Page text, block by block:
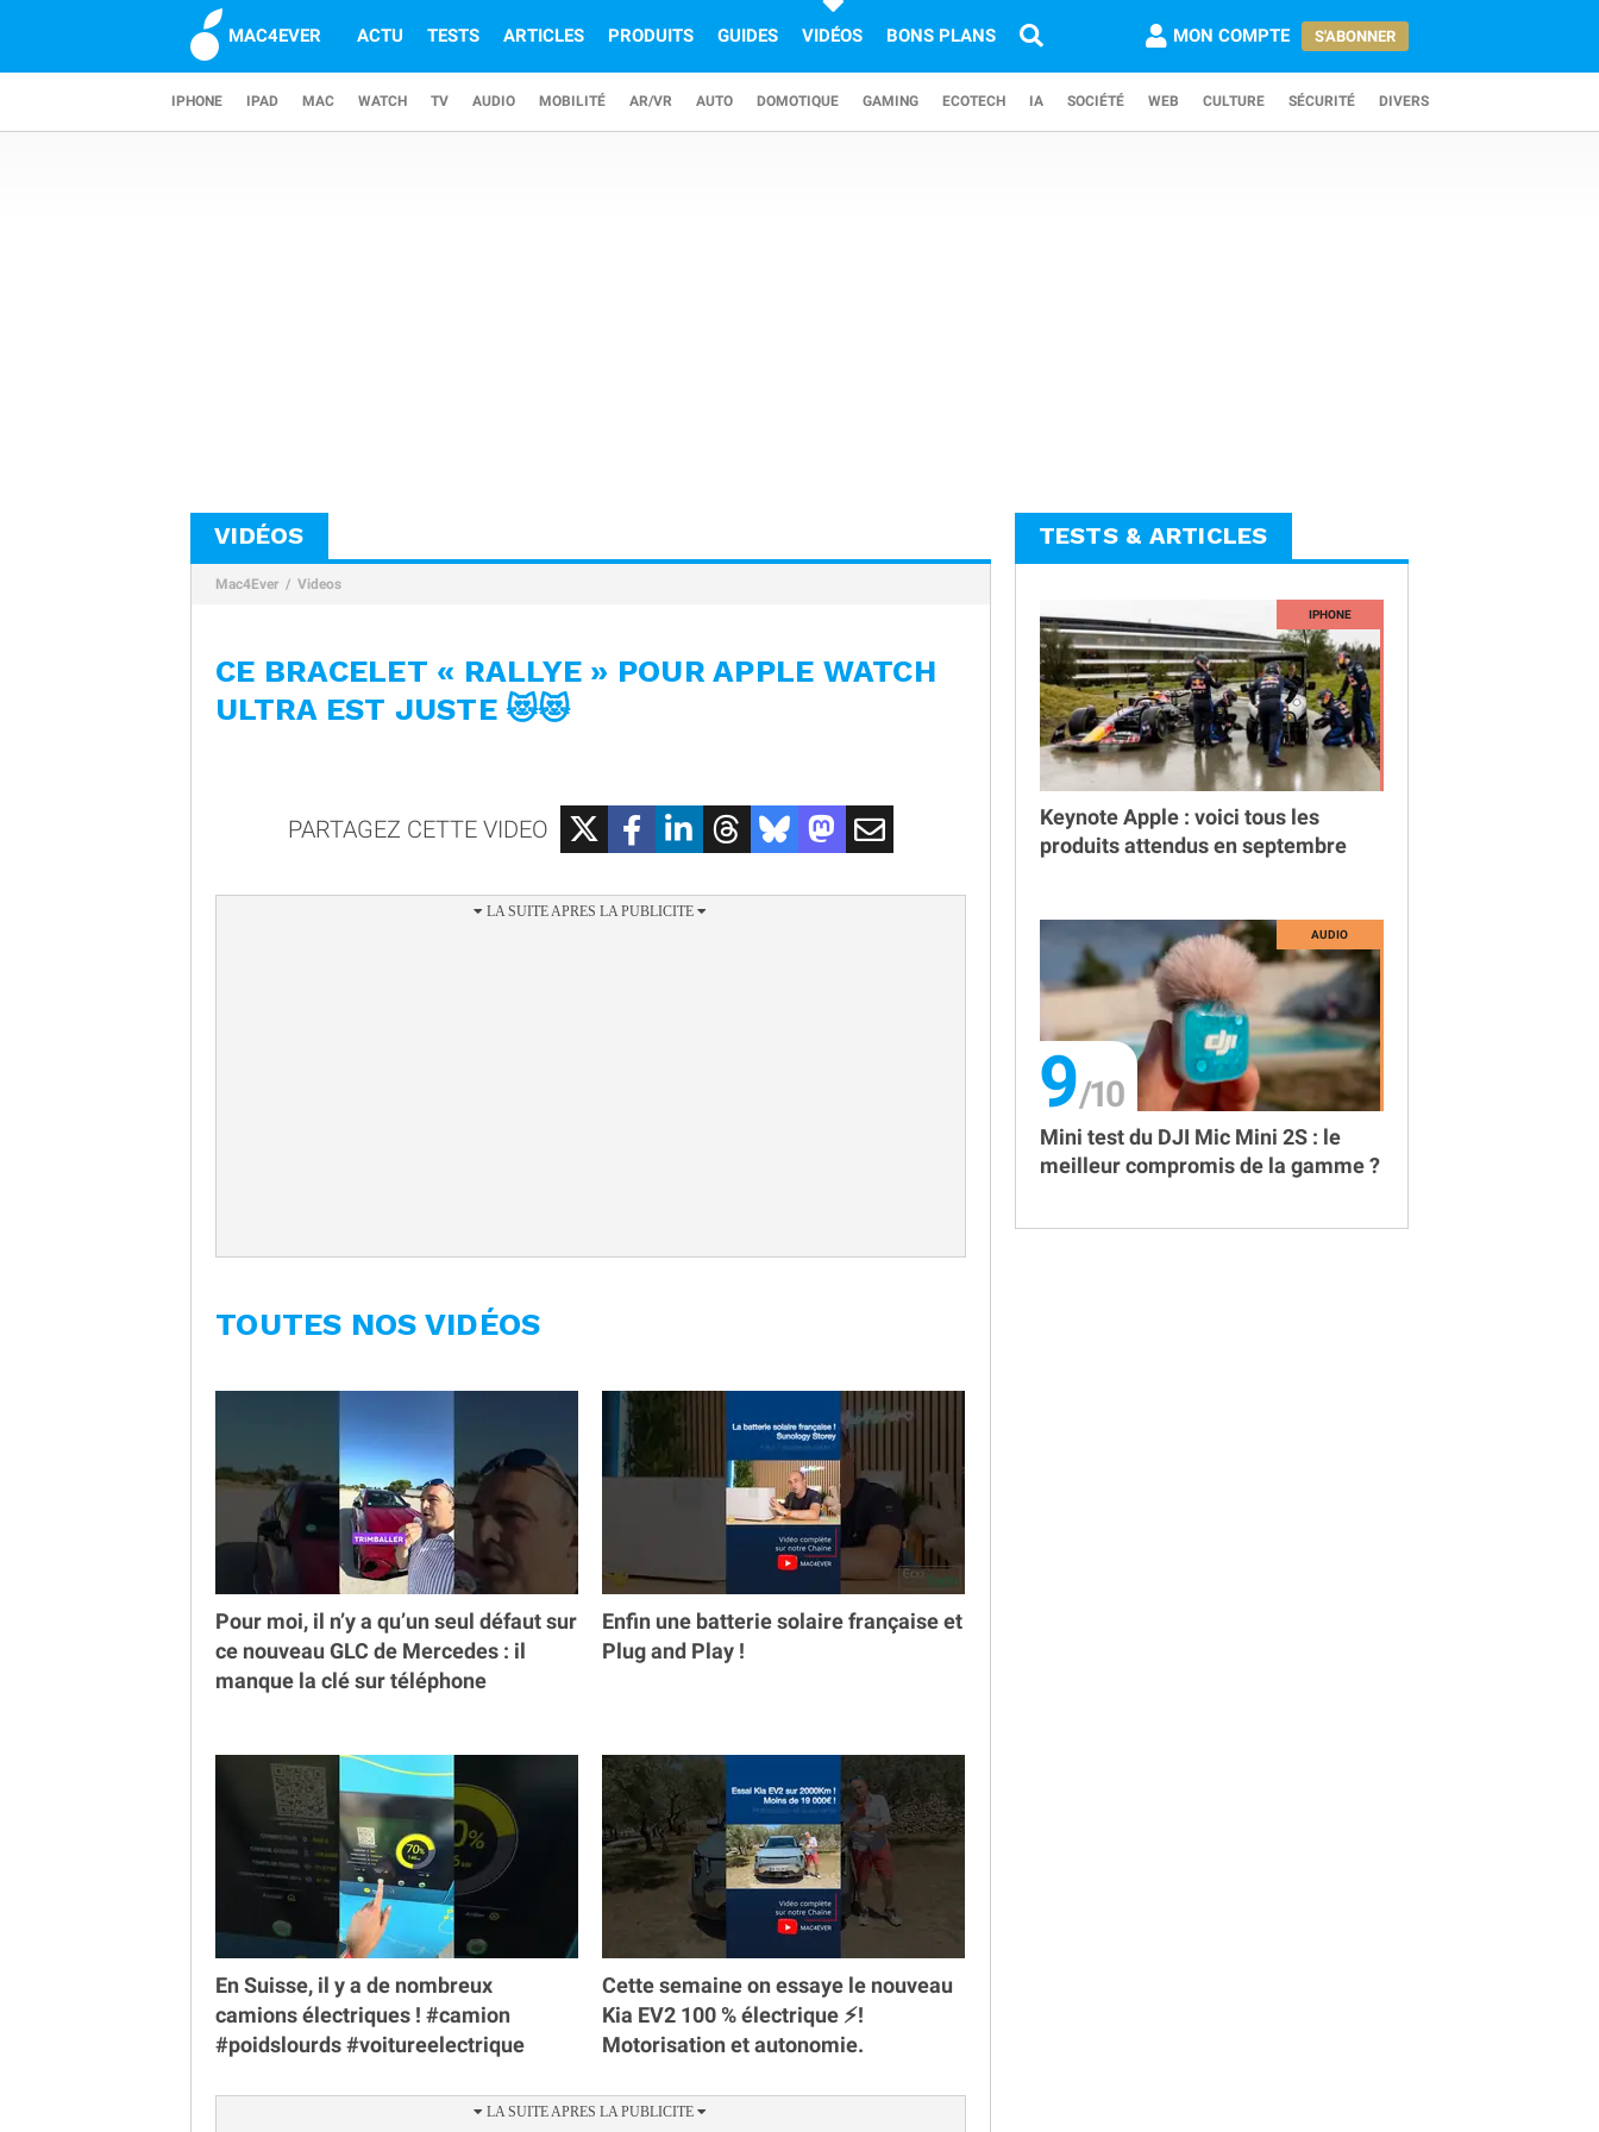
MAC4EVER ACTU TESTS ARTICLES PRODUITS GUIDES VIDÉOS BONS PLANS MON COMPTE S'ABONNER
IPHONE IPAD MAC WATCH TV AUDIO MOBILITÉ AR/VR AUTO DOMOTIQUE GAMING ECOTECH IA SOCIÉTÉ WEB CULTURE SÉCURITÉ DIVERS
VIDÉOS
Mac4Ever Videos
CE BRACELET « RALLYE » POUR APPLE WATCH
ULTRA EST JUSTE 😻😻
PARTAGEZ CETTE VIDEO
TOUTES NOS VIDÉOS
Pour moi, il n’y a qu’un seul défaut sur
ce nouveau GLC de Mercedes : il
manque la clé sur téléphone
Enfin une batterie solaire française et
Plug and Play !
En Suisse, il y a de nombreux
camions électriques ! #camion
#poidslourds #voitureelectrique
Cette semaine on essaye le nouveau
Kia EV2 100 % électrique ⚡️!
Motorisation et autonomie.
TESTS & ARTICLES
Keynote Apple : voici tous les
produits attendus en septembre
9
Mini test du DJI Mic Mini 2S : le
meilleur compromis de la gamme ?